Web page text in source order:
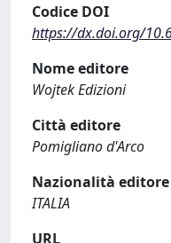
Codice DOI
https://dx.doi.org/
Nome editore
Wojtek Edizioni
Città editore
Pomigliano d'Arco
Nazionalità editore
ITALIA
URL